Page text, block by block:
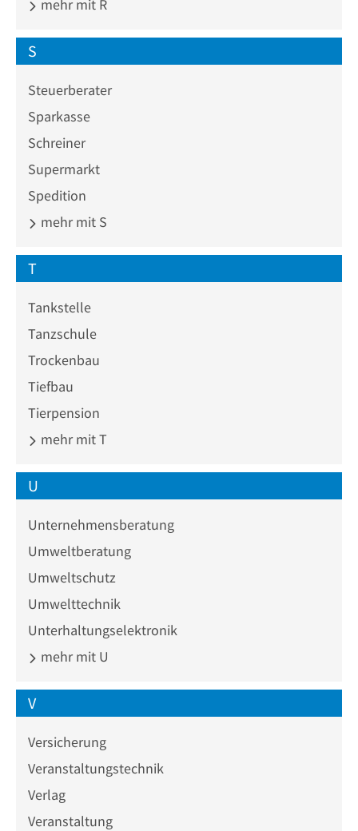
mehr mit R
S
Steuerberater
Sparkasse
Schreiner
Supermarkt
Spedition
mehr mit S
T
Tankstelle
Tanzschule
Trockenbau
Tiefbau
Tierpension
mehr mit T
U
Unternehmensberatung
Umweltberatung
Umweltschutz
Umwelttechnik
Unterhaltungselektronik
mehr mit U
V
Versicherung
Veranstaltungstechnik
Verlag
Veranstaltung